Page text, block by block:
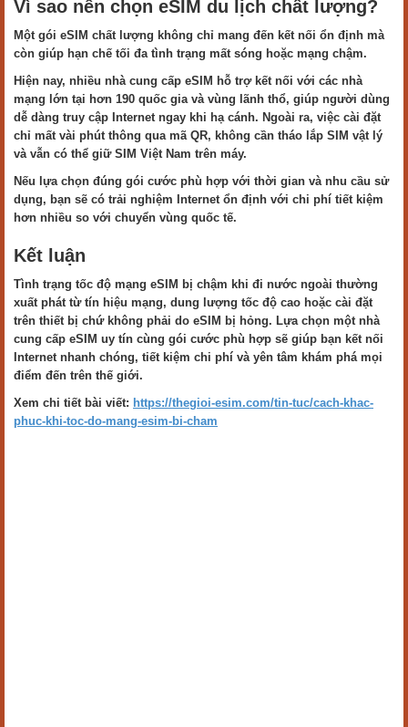
Vì sao nên chọn eSIM du lịch chất lượng?
Một gói eSIM chất lượng không chỉ mang đến kết nối ổn định mà
còn giúp hạn chế tối đa tình trạng mất sóng hoặc mạng chậm.
Hiện nay, nhiều nhà cung cấp eSIM hỗ trợ kết nối với các nhà
mạng lớn tại hơn 190 quốc gia và vùng lãnh thổ, giúp người dùng
dễ dàng truy cập Internet ngay khi hạ cánh. Ngoài ra, việc cài đặt
chỉ mất vài phút thông qua mã QR, không cần tháo lắp SIM vật lý
và vẫn có thể giữ SIM Việt Nam trên máy.
Nếu lựa chọn đúng gói cước phù hợp với thời gian và nhu cầu sử
dụng, bạn sẽ có trải nghiệm Internet ổn định với chi phí tiết kiệm
hơn nhiều so với chuyển vùng quốc tế.
Kết luận
Tình trạng tốc độ mạng eSIM bị chậm khi đi nước ngoài thường
xuất phát từ tín hiệu mạng, dung lượng tốc độ cao hoặc cài đặt
trên thiết bị chứ không phải do eSIM bị hỏng. Lựa chọn một nhà
cung cấp eSIM uy tín cùng gói cước phù hợp sẽ giúp bạn kết nối
Internet nhanh chóng, tiết kiệm chi phí và yên tâm khám phá mọi
điểm đến trên thế giới.
Xem chi tiết bài viết: https://thegioi-esim.com/tin-tuc/cach-khac-
phuc-khi-toc-do-mang-esim-bi-cham